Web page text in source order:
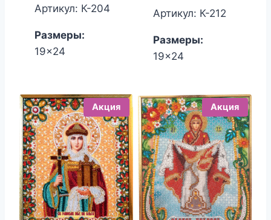
Артикул: К-204
Размеры:
19x24
цена:
Артикул: К-212
Размеры:
19x24
Акция Акция